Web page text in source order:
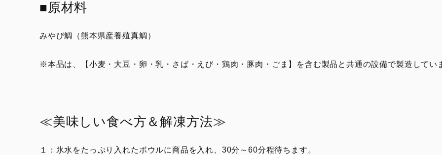
■原材料
みやび鯛（熊本県産養殖真鯛）
※本品は、【小麦・大豆・卵・乳・さば・えび・鶏肉・豚肉・ごま】を含む製品と共通の設備で製造してい
≪美味しい食べ方＆解凍方法≫
１：氷水をたっぷり入れたボウルに商品を入れ、30分～60分程待ちます。